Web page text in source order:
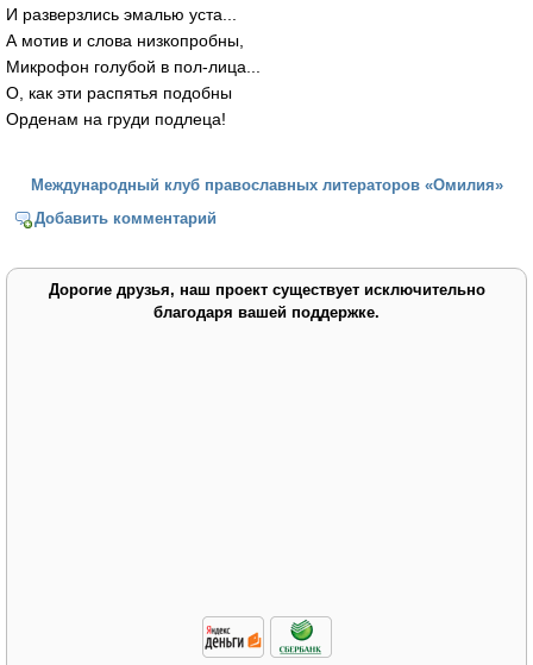
И разверзлись эмалью уста...
А мотив и слова низкопробны,
Микрофон голубой в пол-лица...
О, как эти распятья подобны
Орденам на груди подлеца!
Международный клуб православных литераторов «Омилия»
Добавить комментарий
Дорогие друзья, наш проект существует исключительно
благодаря вашей поддержке.